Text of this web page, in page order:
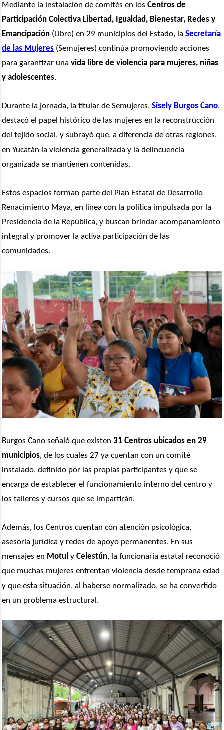
Mediante la instalación de comités en los Centros de
Participación Colectiva Libertad, Igualdad, Bienestar, Redes y
Emancipación (Libre) en 29 municipios del Estado, la Secretaría
de las Mujeres (Semujeres) continúa promoviendo acciones
para garantizar una vida libre de violencia para mujeres, niñas
y adolescentes.
Durante la jornada, la titular de Semujeres, Sisely Burgos Cano,
destacó el papel histórico de las mujeres en la reconstrucción
del tejido social, y subrayó que, a diferencia de otras regiones,
en Yucatán la violencia generalizada y la delincuencia
organizada se mantienen contenidas.
Estos espacios forman parte del Plan Estatal de Desarrollo
Renacimiento Maya, en línea con la política impulsada por la
Presidencia de la República, y buscan brindar acompañamiento
integral y promover la activa participación de las
comunidades.
Burgos Cano señaló que existen 31 Centros ubicados en 29
municipios, de los cuales 27 ya cuentan con un comité
instalado, definido por las propias participantes y que se
encarga de establecer el funcionamiento interno del centro y
los talleres y cursos que se impartirán.
Además, los Centros cuentan con atención psicológica,
asesoría jurídica y redes de apoyo permanentes. En sus
mensajes en Motul y Celestún, la funcionaria estatal reconoció
que muchas mujeres enfrentan violencia desde temprana edad
y que esta situación, al haberse normalizado, se ha convertido
en un problema estructural.